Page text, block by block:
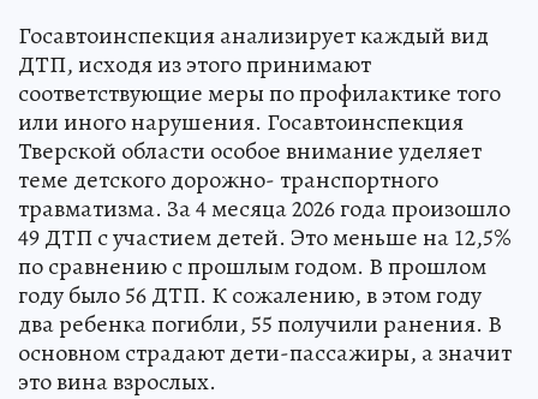
Госавтоинспекция анализирует каждый вид
ДТП, исходя из этого принимают
соответствующие меры по профилактике того
или иного нарушения. Госавтоинспекция
Тверской области особое внимание уделяет
теме детского дорожно- транспортного
травматизма. За 4 месяца 2026 года произошло
49 ДТП с участием детей. Это меньше на 12,5%
по сравнению с прошлым годом. В прошлом
году было 56 ДТП. К сожалению, в этом году
два ребенка погибли, 55 получили ранения. В
основном страдают дети-пассажиры, а значит
это вина взрослых.